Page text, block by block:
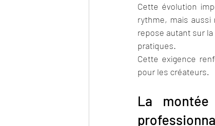
Cette évolution
rythme, mais aussi
repose autant sur
pratiques.
Cette exigence
pour les créateurs.
La